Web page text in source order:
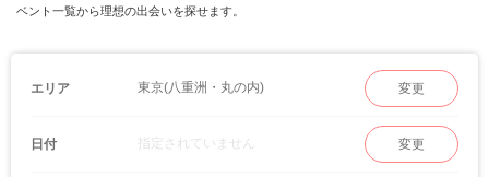
ベント一覧から理想の出会いを探せます。
エリア 東京(八重洲・丸の内) 変更
日付 指定されていません 変更